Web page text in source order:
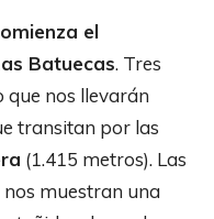
el
Batuecas. Tres
que nos llevarán
transitan por las
(1.415 metros). Las
muestran una